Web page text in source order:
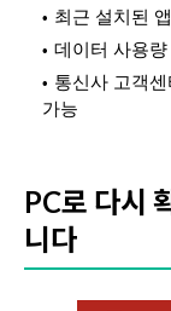
최근 설치된
데이터 사용
통신사 고객
가능
PC로 다시
니다